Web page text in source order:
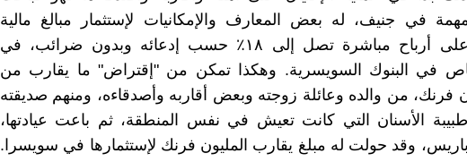
في جنيف، له بعض المعارف والإمكانيات لإستثمار مبالغ مالية
والحصول على أرباح مباشرة تصل إلى ١٨٪ حسب إدعائه وبدون ضرائب، في
في البنوك السويسرية. وهكذا تمكن من "إقتراض" ما يقارب من
فرنك، من والده وعائلة زوجته وبعض أقاربه وأصدقاءه، ومنهم صديقته
الأسنان التي كانت تعيش في نفس المنطقة، ثم باعت عيادتها،
باريس، وقد حولت له مبلغ يقارب المليون فرنك لإستثمارها في سويسرا.